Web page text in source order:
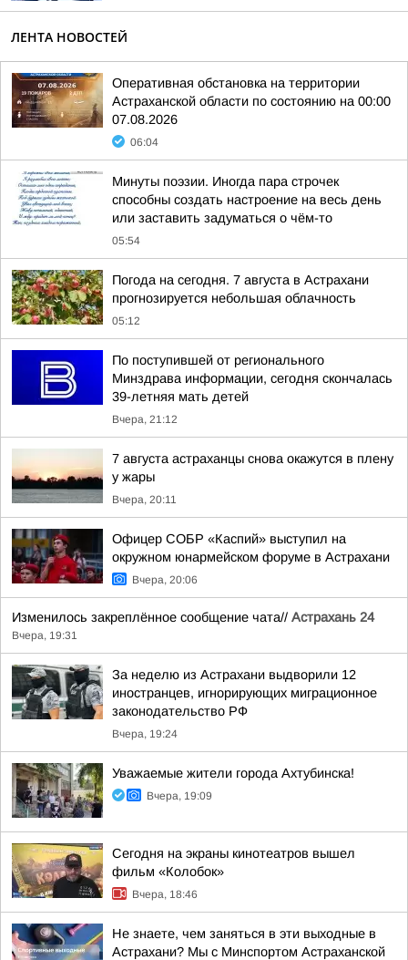
ЛЕНТА НОВОСТЕЙ
Оперативная обстановка на территории
Астраханской области по состоянию на 00:00
07.08.2026
06:04
Минуты поэзии. Иногда пара строчек
способны создать настроение на весь день
или заставить задуматься о чём-то
05:54
Погода на сегодня. 7 августа в Астрахани
прогнозируется небольшая облачность
05:12
По поступившей от регионального
Минздрава информации, сегодня скончалась
39-летняя мать детей
Вчера, 21:12
7 августа астраханцы снова окажутся в плену
у жары
Вчера, 20:11
Офицер СОБР «Каспий» выступил на
окружном юнармейском форуме в Астрахани
Вчера, 20:06
Изменилось закреплённое сообщение чата// Астрахань 24
Вчера, 19:31
За неделю из Астрахани выдворили 12
иностранцев, игнорирующих миграционное
законодательство РФ
Вчера, 19:24
Уважаемые жители города Ахтубинска!
Вчера, 19:09
Сегодня на экраны кинотеатров вышел
фильм «Колобок»
Вчера, 18:46
Не знаете, чем заняться в эти выходные в
Астрахани? Мы с Минспортом Астраханской